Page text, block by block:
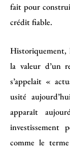
fait pour
crédit fiable.
Historiquement,
la valeur d’un
s’appelait «
usité
apparaît
comme le